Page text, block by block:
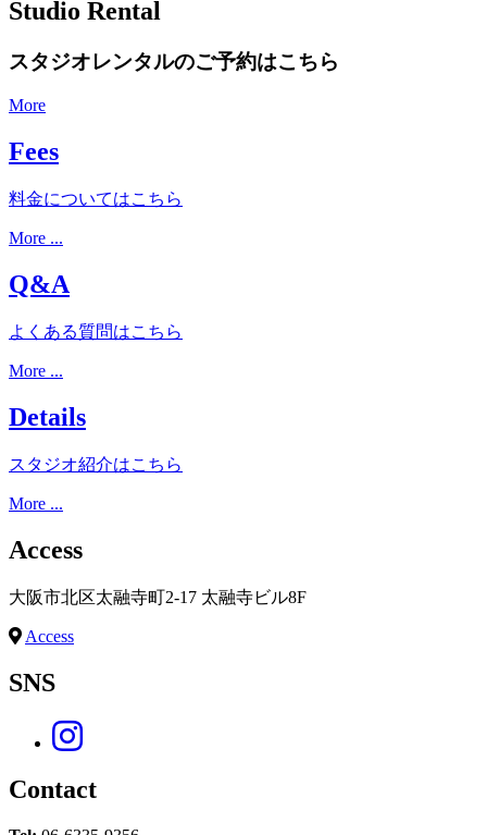
Studio Rental
スタジオレンタルのご予約はこちら
More
Fees
料金についてはこちら
More ...
Q&A
よくある質問はこちら
More ...
Details
スタジオ紹介はこちら
More ...
Access
大阪市北区太融寺町2-17 太融寺ビル8F
Access
SNS
Contact